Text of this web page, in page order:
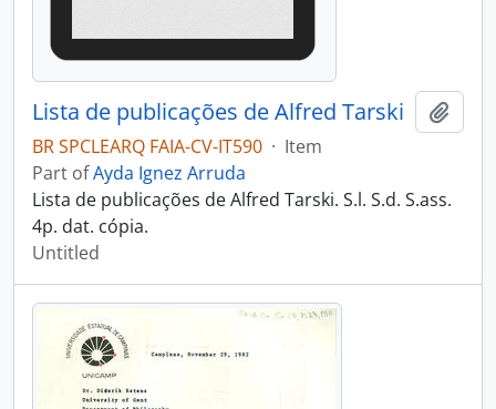
Lista de publicações de Alfred Tarski
BR SPCLEARQ FAIA-CV-IT590 · Item
Part ofAyda Ignez Arruda
Lista de publicações de Alfred Tarski. S.l. S.d. S.ass.
4p. dat. cópia.
Untitled